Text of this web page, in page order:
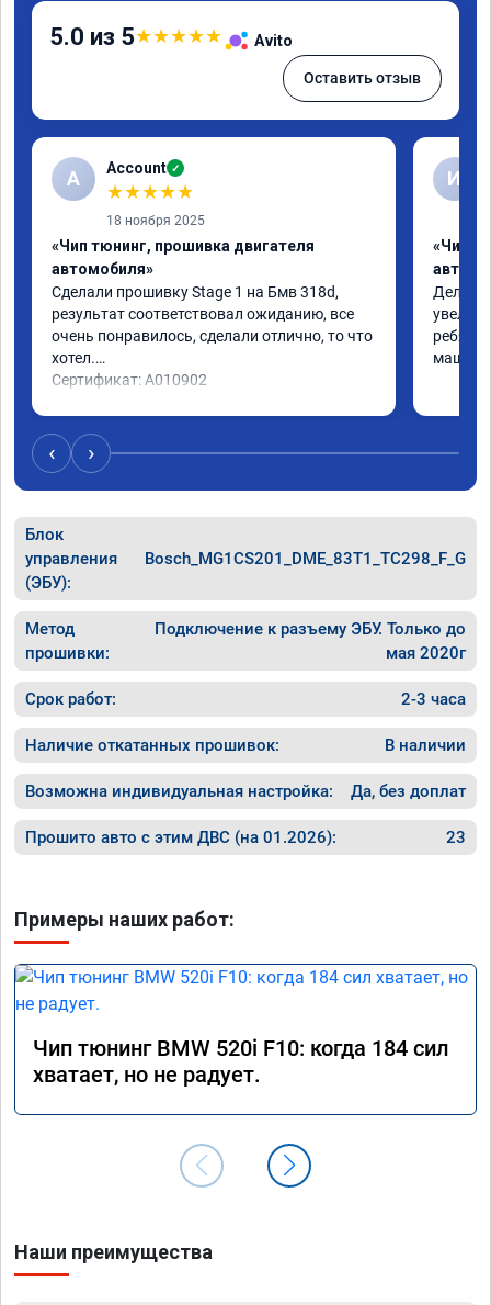
5.0 из 5★★★★★ Avito
Оставить отзыв
A Account ✓
★★★★★
18 ноября 2025
«Чип тюнинг, прошивка двигателя
автомобиля»
Сделали прошивку Stage 1 на Бмв 318d,
результат соответствовал ожиданию, все
очень понравилось, сделали отлично, то что
хотел.
Сертификат: A010902
И
«Чип
Делали
ребята
машина
‹ ›
Блок
управления
(ЭБУ):
Bosch_MG1CS201_DME_83T1_TC298_F_G
Метод
прошивки:
Подключение к разъему ЭБУ. Только до
мая 2020г
Срок работ: 2-3 часа
Наличие откатанных прошивок: В наличии
Возможна индивидуальная настройка: Да, без доплат
Прошито авто с этим ДВС (на 01.2026): 23
Примеры наших работ:
Чип тюнинг BMW 520i F10: когда 184 сил
хватает, но не радует.
Наши преимущества